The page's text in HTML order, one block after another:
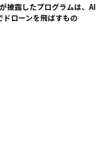
披露したプログラムは、AI
ローンを飛ばすもの